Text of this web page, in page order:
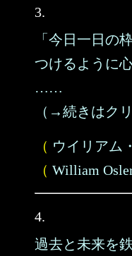
3.
「今日一日の
つけるように
……
（→続きはクリ
（ ウイリアム
（ William
4.
過去と未来を